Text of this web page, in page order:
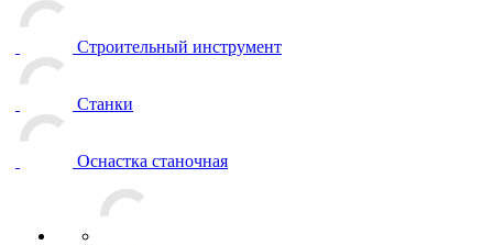
Строительный инструмент
Станки
Оснастка станочная